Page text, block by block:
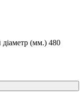
(мм.) 480